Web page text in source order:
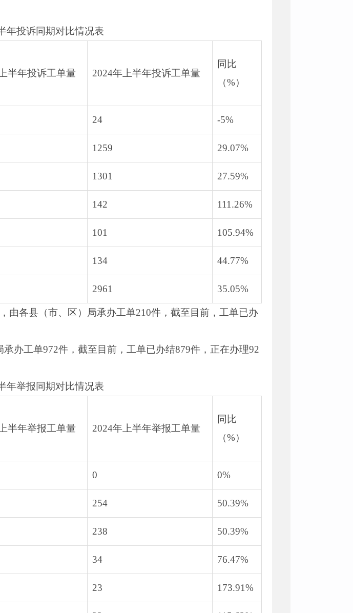
年投诉同期对比情况表
半年投诉工单量 2024年上半年投诉工单量
同比
（%）
24 -5%
1259 29.07%
1301 27.59%
142 111.26%
101 105.94%
134 44.77%
2961 35.05%
由各县（市、区）局承办工单210件，截至目前，工单已办
办工单972件，截至目前，工单已办结879件，正在办理92
年举报同期对比情况表
半年举报工单量 2024年上半年举报工单量
同比
（%）
0 0%
254 50.39%
238 50.39%
34 76.47%
23 173.91%